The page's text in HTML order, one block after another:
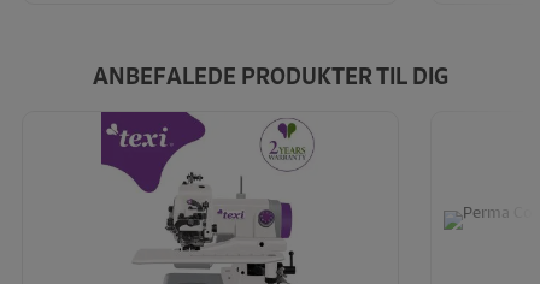
ANBEFALEDE PRODUKTER TIL DIG